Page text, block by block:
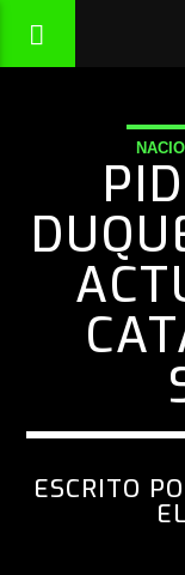
ESCRITO